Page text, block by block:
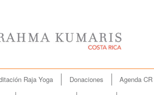
Raja Yoga Donaciones Agenda CR